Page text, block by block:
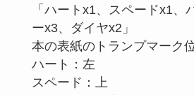
「ハートx1、スペードx1、
ーx3、ダイヤx2」
本の表紙のトランプマーク
ハート：左
スペード：上